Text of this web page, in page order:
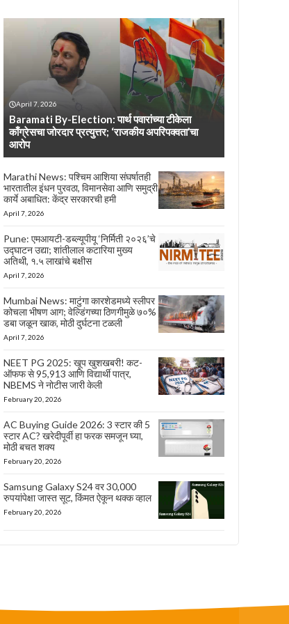
April 7, 2026
Baramati By-Election: पार्थ पवारांच्या टीकेला
काँग्रेसचा जोरदार प्रत्युत्तर; ‘राजकीय अपरिपक्वता’चा
आरोप
Marathi News: पश्चिम आशिया संघर्षातही
भारतातील इंधन पुरवठा, विमानसेवा आणि समुद्री
कार्ये अबाधित: केंद्र सरकारची हमी
April 7, 2026
Pune: एमआयटी-डब्ल्यूपीयू ‘निर्मिती २०२६’चे
उद्घाटन उद्या; शांतीलाल कटारिया मुख्य
अतिथी, १.५ लाखांचे बक्षीस
April 7, 2026
Mumbai News: माटुंगा कारशेडमध्ये स्लीपर
कोचला भीषण आग; वेल्डिंगच्या ठिणगीमुळे ७०%
डबा जळून खाक, मोठी दुर्घटना टळली
April 7, 2026
NEET PG 2025: खूप खुशखबरी! कट-
ऑफफ से 95,913 आणि विद्यार्थी पात्र,
NBEMS ने नोटीस जारी केली
February 20, 2026
AC Buying Guide 2026: 3 स्टार की 5
स्टार AC? खरेदीपूर्वी हा फरक समजून घ्या,
मोठी बचत शक्य
February 20, 2026
Samsung Galaxy S24 वर 30,000
रुपयांपेक्षा जास्त सूट, किंमत ऐकून थक्क व्हाल
February 20, 2026